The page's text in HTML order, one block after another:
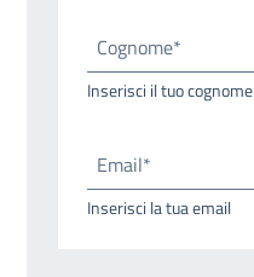
Cognome*
Inserisci il tuo cognome
Email*
Inserisci la tua email